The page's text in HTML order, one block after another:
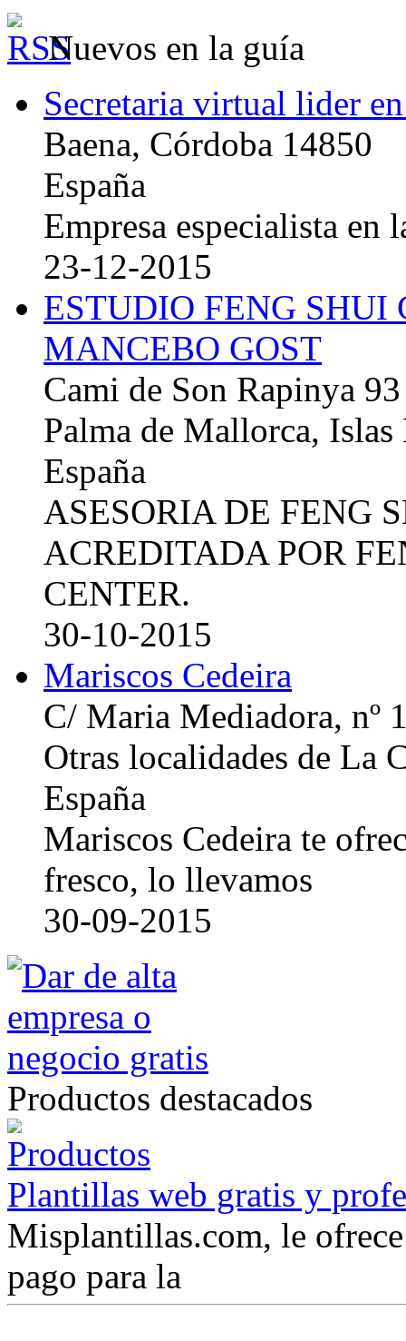
Nuevos en la guía
Secretaria virtual lider
Baena, Córdoba 14850
España
Empresa especialista en
23-12-2015
ESTUDIO FENG
MANCEBO GOST
Cami de Son Rapinya 93
Palma de Mallorca, Islas
España
ASESORIA DE FENG
ACREDITADA POR
CENTER.
30-10-2015
Mariscos Cedeira
C/ Maria Mediadora, nº
Otras localidades de La
España
Mariscos Cedeira te
fresco, lo llevamos
30-09-2015
Productos destacados
Plantillas web gratis y
Misplantillas.com, le
pago para la